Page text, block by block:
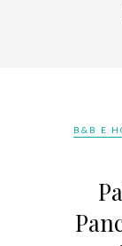
B&B E